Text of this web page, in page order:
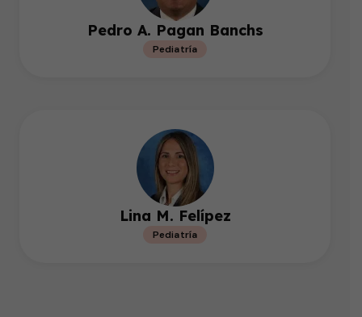
Pedro A. Pagan Banchs
Pediatría
Lina M. Felípez
Pediatría